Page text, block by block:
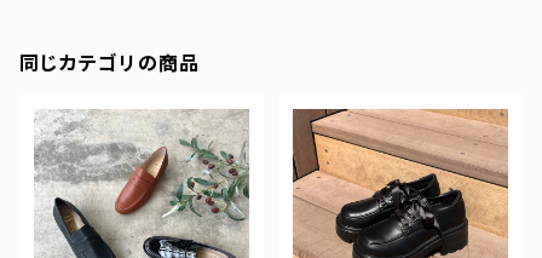
同じカテゴリの商品